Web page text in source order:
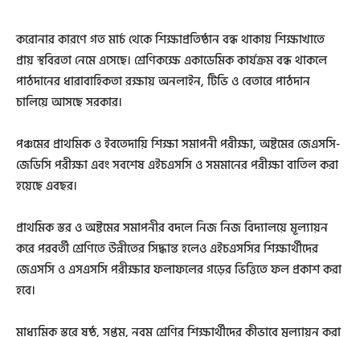
করোনার কারণে গত মার্চ থেকে শিক্ষাপ্রতিষ্ঠান বন্ধ থাকায় শিক্ষাখাতে
প্রায় স্থবিরতা নেমে এসেছে। শ্রেণিকক্ষে একাডেমিক কার্যক্রম বন্ধ থাকলে
পাঠদানের ধারাবাহিকতা রক্ষায় অনলাইন, টিভি ও বেতারে পাঠদান
চালিয়ে আসছে সরকার।
পঞ্চমের প্রাথমিক ও ইবতেদায়ি শিক্ষা সমাপনী পরীক্ষা, অষ্টমের জেএসসি-
জেডিসি পরীক্ষা এবং সবশেষ এইচএসসি ও সমমানের পরীক্ষা বাতিল করা
হয়েছে এবছর।
প্রাথমিক স্তর ও অষ্টমের সমাপনীর বদলে নিজ নিজ বিদ্যালয়ে মূল্যায়ন
করে পরবর্তী শ্রেণিতে উন্নীতের সিদ্ধান্ত হলেও এইচএসসির শিক্ষার্থীদের
জেএসসি ও এসএসসি পরীক্ষার ফলাফলের গড়ের ভিত্তিতে ফল প্রকাশ করা
হবে।
মাধ্যমিক স্তরে ষষ্ঠ, সপ্তম, নবম শ্রেণির শিক্ষার্থীদের কীভাবে মূল্যায়ন করা